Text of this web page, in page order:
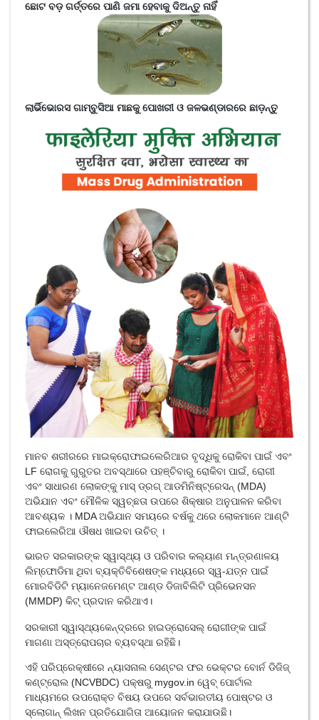
ଛୋଟ ବଡ଼ ଗର୍ତ୍ତରେ ପାଣି ଜମା ହେବାକୁ ଦିଅନ୍ତୁ ନାହିଁ
ଲାର୍ଭିଭୋରସ ଗାମ୍ବୁସିଆ ମାଛକୁ ପୋଖରୀ ଓ ଜଳଭଣ୍ଡାରରେ ଛାଡ଼ନ୍ତୁ
ମାନବ ଶରୀରରେ ମାଇକ୍ରୋଫାଇଲେରିଆର ବୃଦ୍ଧିକୁ ରୋକିବା ପାଇଁ ଏବଂ
LF ରୋଗକୁ ଗୁରୁତର ଅବସ୍ଥାରେ ପହଞ୍ଚିବାରୁ ରୋକିବା ପାଇଁ, ରୋଗୀ
ଏବଂ ସାଧାରଣ ଲୋକଙ୍କୁ ମାସ୍ ଡ୍ରଗ୍ ଆଡମିନିଷ୍ଟ୍ରେସନ୍ (MDA)
ଅଭିଯାନ ଏବଂ ମୌଳିକ ସ୍ୱଚ୍ଛତା ଉପରେ ଶିକ୍ଷାର ଅନୁପାଳନ କରିବା
ଆବଶ୍ୟକ । MDA ଅଭିଯାନ ସମୟରେ ବର୍ଷକୁ ଥରେ ଲୋକମାନେ ଆଣ୍ଟି
ଫାଇଲେରିଆ ଔଷଧ ଖାଇବା ଉଚିତ୍ ।
ଭାରତ ସରକାରଙ୍କ ସ୍ୱାସ୍ଥ୍ୟ ଓ ପରିବାର କଲ୍ୟାଣ ମନ୍ତ୍ରଣାଳୟ
ଲିମ୍ଫୋଡିମା ଥିବା ବ୍ୟକ୍ତିବିଶେଷଙ୍କ ମଧ୍ୟରେ ସ୍ୱ-ଯତ୍ନ ପାଇଁ
ମୋରବିଡିଟି ମ୍ୟାନେଜମେଣ୍ଟ ଆଣ୍ଡ ଡିଜାବିଲିଟି ପ୍ରିଭେନସନ
(MMDP) କିଟ୍ ପ୍ରଦାନ କରିଥାଏ।
ସରକାରୀ ସ୍ୱାସ୍ଥ୍ୟକେନ୍ଦ୍ରରେ ହାଇଡ୍ରୋସେଲ୍ ରୋଗୀଙ୍କ ପାଇଁ
ମାଗଣା ଅସ୍ତ୍ରୋପଚାର ବ୍ୟବସ୍ଥା ରହିଛି।
ଏହି ପରିପ୍ରେକ୍ଷୀରେ ନ୍ୟାସନାଲ ସେଣ୍ଟର ଫର ଭେକ୍ଟର ବୋର୍ନ ଡିଜିଜ୍
କଣ୍ଟ୍ରୋଲ (NCVBDC) ପକ୍ଷରୁ mygov.in ୱେବ୍ ପୋର୍ଟାଲ
ମାଧ୍ୟମରେ ଉପରୋକ୍ତ ବିଷୟ ଉପରେ ସର୍ବଭାରତୀୟ ପୋଷ୍ଟର ଓ
ସ୍ଲୋଗାନ୍ ଲିଖନ ପ୍ରତିଯୋଗିତା ଆୟୋଜନ କରାଯାଉଛି।